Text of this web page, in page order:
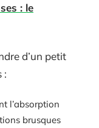
: le
d’un petit
:
l’absorption
brusques